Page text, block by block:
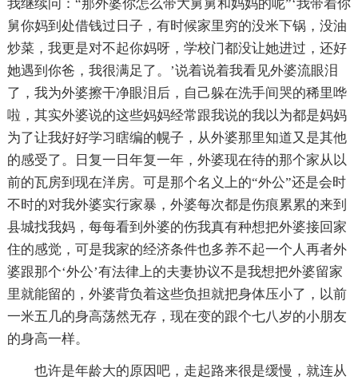
我继续问：“那外婆你怎么带大舅舅和妈妈的呢”‘我带着你
舅你妈到处借钱过日子，有时候家里穷的没米下锅，没油
炒菜，我更是对不起你妈呀，学校门都没让她进过，还好
她遇到你爸，我很满足了。’说着说着我看见外婆流眼泪
了，我为外婆擦干净眼泪后，自己躲在洗手间哭的稀里哗
啦，其实外婆说的这些妈妈经常跟我说的我以为都是妈妈
为了让我好好学习瞎编的幌子，从外婆那里知道又是其他
的感受了。日复一日年复一年，外婆现在待的那个家从以
前的瓦房到现在洋房。可是那个名义上的“外公”还是会时
不时的对我外婆实行家暴，外婆每次都是伤痕累累的来到
县城找我妈，每每看到外婆的伤我真有种想把外婆接回家
住的感觉，可是我家的经济条件也多养不起一个人再者外
婆跟那个‘外公’有法律上的夫妻协议不是我想把外婆留家
里就能留的，外婆背负着这些负担就把身体压小了，以前
一米五几的身高荡然无存，现在变的跟个七八岁的小朋友
的身高一样。
也许是年龄大的原因吧，走起路来很是缓慢，就连从